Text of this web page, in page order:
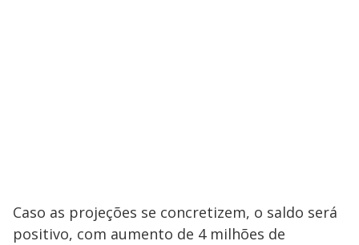
Caso as projeções se concretizem, o saldo será
positivo, com aumento de 4 milhões de